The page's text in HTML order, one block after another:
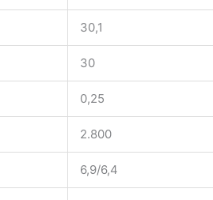
30,1
30
0,25
2.800
6,9/6,4